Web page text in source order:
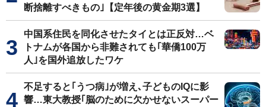
断捨離すべきもの｣【定年後の黄金期3選】
中国系住民を同化させたタイとは正反対…ベ
トナムが各国から非難されても｢華僑100万
人｣を国外追放したワケ
不足すると｢うつ病｣が増え､子どものIQに影
響…東大教授｢脳のために欠かせないスーパー